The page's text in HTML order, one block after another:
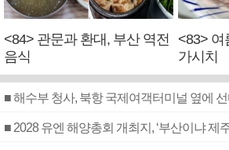
<84> 관문과 환대, 부산 역전
음식
<83> 여
가시치
■ 해수부 청사, 북항 국제여객터미널 옆에
■ 2028 유엔 해양총회 개최지, ‘부산이냐 제